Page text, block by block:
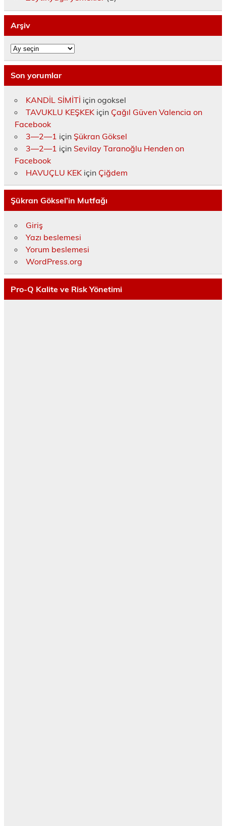
Arşiv
Arşiv
Son yorumlar
KANDİL SİMİTİ için ogoksel
TAVUKLU KEŞKEKiçin Çağıl Güven Valencia on
Facebook
3—2—1 için Şükran Göksel
3—2—1 için Sevilay Taranoğlu Henden on
Facebook
HAVUÇLU KEKiçin Çiğdem
Şükran Göksel’in Mutfağı
Giriş
Yazı beslemesi
Yorum beslemesi
WordPress.org
Pro-Q Kalite ve Risk Yönetimi